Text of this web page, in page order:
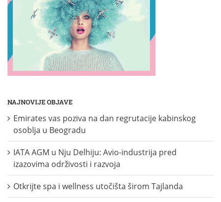
NAJNOVIJE OBJAVE
Emirates vas poziva na dan regrutacije kabinskog
osoblja u Beogradu
IATA AGM u Nju Delhiju: Avio-industrija pred
izazovima održivosti i razvoja
Otkrijte spa i wellness utočišta širom Tajlanda